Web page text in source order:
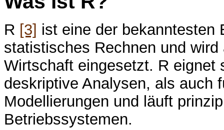
R [3] ist eine der bekanntesten
statistisches Rechnen und
Wirtschaft eingesetzt. R eignet
deskriptive Analysen, als auch
Modellierungen und läuft
Betriebssystemen.